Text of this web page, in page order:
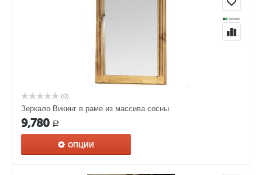
(0)
Зеркало Викинг в раме из массива сосны
9,780 Р
ОПЦИИ